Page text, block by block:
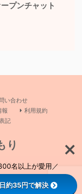
プンチャット
い合わせ
報
利用規約
記
り
イト
Reserved Powered by
名以上が愛用／
約35円で解決